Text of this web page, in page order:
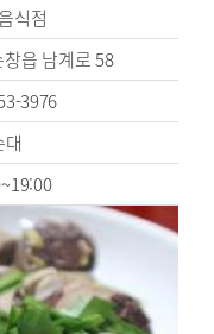
식점
읍 남계로 58
3976
대